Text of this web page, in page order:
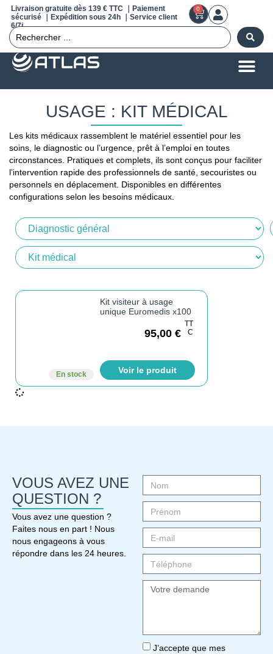
Livraison gratuite dès 139 € TTC ｜Paiement
sécurisé ｜Expédition sous 24h ｜Service client
6/7j
0
USAGE : KIT MÉDICAL
Les kits médicaux rassemblent le matériel essentiel pour les
soins, le diagnostic ou l’urgence, prêt à l’emploi en toutes
circonstances. Pratiques et complets, ils sont conçus pour faciliter
l’intervention rapide des professionnels de santé, secouristes ou
personnels en déplacement. Disponibles en différentes
configurations selon les besoins médicaux.
En stock
Kit visiteur à usage
unique Euromedis x100
95,00 €
TT
C
Voir le produit
VOUS AVEZ UNE
QUESTION ?
Vous avez une question ?
Faites nous en part ! Nous
nous engageons à vous
répondre dans les 24 heures.
J’accepte que mes